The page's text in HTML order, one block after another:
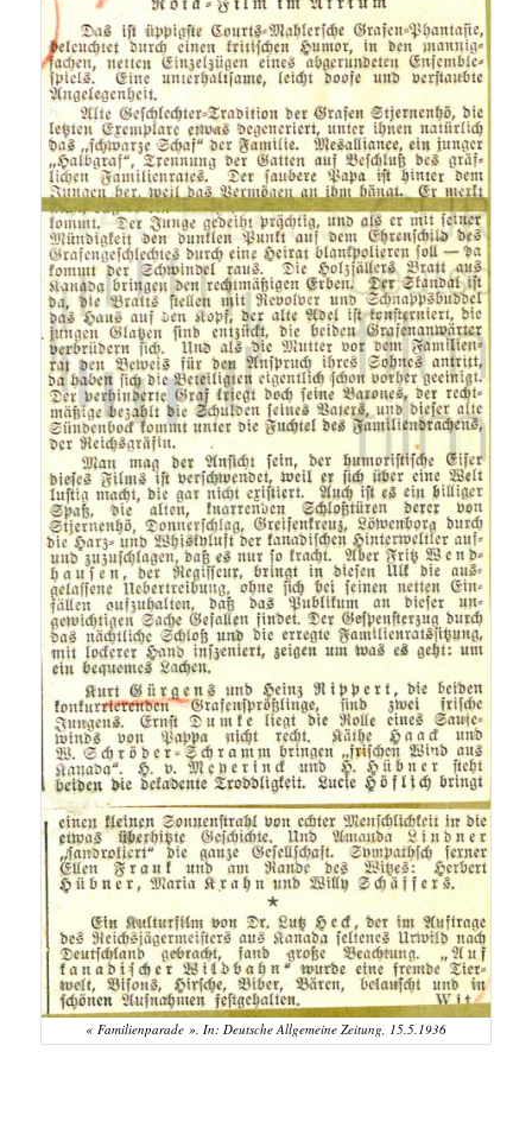
« Familienparade ». In: Deutsche Allgemeine Zeitung, 15.5.1936